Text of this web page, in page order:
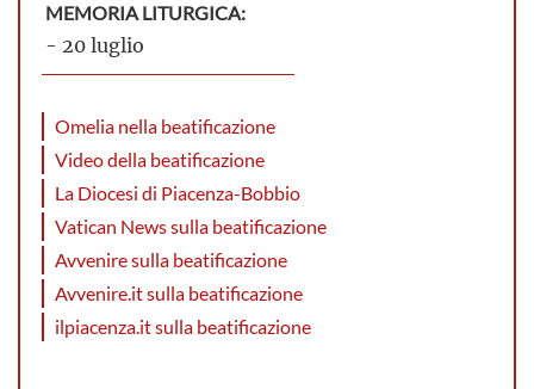
MEMORIA LITURGICA:
- 20 luglio
Omelia nella beatificazione
Video della beatificazione
La Diocesi di Piacenza-Bobbio
Vatican News sulla beatificazione
Avvenire sulla beatificazione
Avvenire.it sulla beatificazione
ilpiacenza.it sulla beatificazione